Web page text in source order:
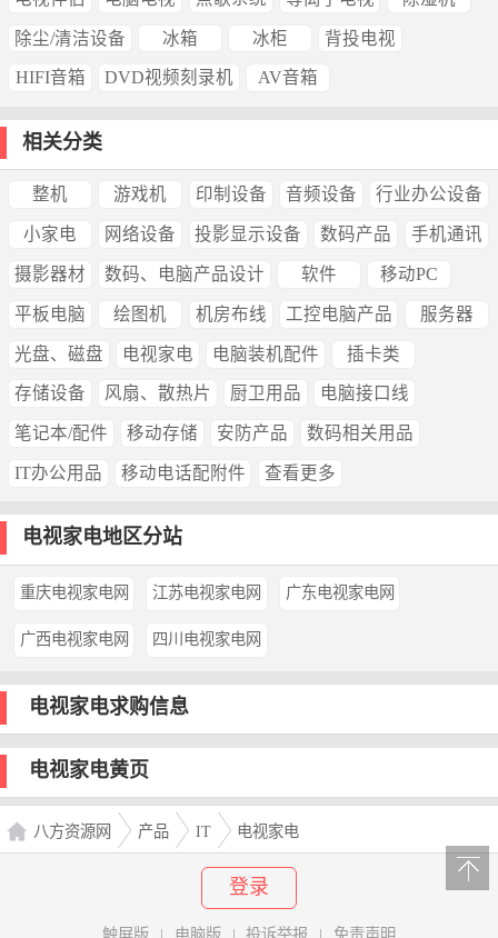
除尘/清洁设备 冰箱 冰柜 背投电视
HIFI音箱 DVD视频刻录机 AV音箱
相关分类
整机 游戏机 印制设备 音频设备 行业办公设备
小家电 网络设备 投影显示设备 数码产品 手机通讯
摄影器材 数码、电脑产品设计 软件 移动PC
平板电脑 绘图机 机房布线 工控电脑产品 服务器
光盘、磁盘 电视家电 电脑装机配件 插卡类
存储设备 风扇、散热片 厨卫用品 电脑接口线
笔记本/配件 移动存储 安防产品 数码相关用品
IT办公用品 移动电话配附件 查看更多
电视家电地区分站
重庆电视家电网 江苏电视家电网 广东电视家电网
广西电视家电网 四川电视家电网
电视家电求购信息
电视家电黄页
八方资源网 产品 IT 电视家电
登录